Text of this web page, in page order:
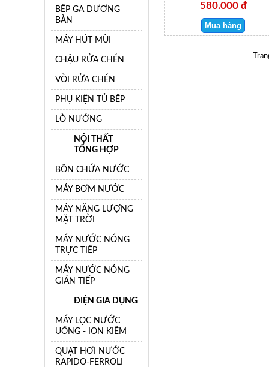
BẾP GA DƯƠNG
BÀN
MÁY HÚT MÙI
CHẬU RỬA CHÉN
VÒI RỬA CHÉN
PHỤ KIỆN TỦ BẾP
LÒ NƯỚNG
NỘI THẤT
TỔNG HỢP
BỒN CHỨA NƯỚC
MÁY BƠM NƯỚC
MÁY NĂNG LƯỢNG
MẶT TRỜI
MÁY NƯỚC NÓNG
TRỰC TIẾP
MÁY NƯỚC NÓNG
GIÁN TIẾP
ĐIỆN GIA DỤNG
MÁY LỌC NƯỚC
UỐNG - ION KIỀM
QUẠT HƠI NƯỚC
RAPIDO-FERROLI
580.000 đ